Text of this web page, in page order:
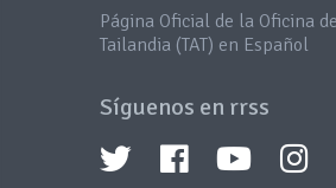
Página Oficial de la Oficina
Tailandia (TAT) en Español
Síguenos en rrss